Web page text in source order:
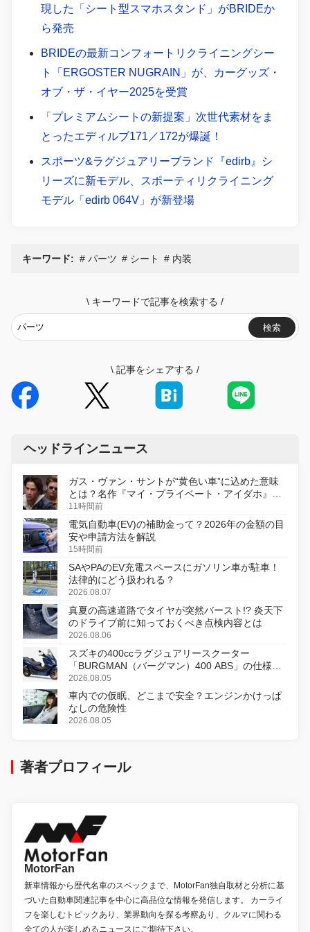
現した「シート型スマホスタンド」がBRIDEか
ら発売
BRIDEの最新コンフォートリクライニングシー
ト「ERGOSTER NUGRAIN」が、カーグッズ・
オブ・ザ・イヤー2025を受賞
「プレミアムシートの新提案」次世代素材をま
とったエディルブ171／172が爆誕！
スポーツ&ラグジュアリーブランド『edirb』シ
リーズに新モデル、スポーティリクライニング
モデル「edirb 064V」が新登場
キーワード: パーツ シート 内装
\ キーワードで記事を検索する /
検索
\ 記事をシェアする /
ヘッドラインニュース
ガス・ヴァン・サントが“黄色い車”に込めた意味
とは？名作『マイ・プライベート・アイダホ』が
初のデジタルリマスター版で復活
11時間前
電気自動車(EV)の補助金って？2026年の金額の目
安や申請方法を解説
15時間前
SAやPAのEV充電スペースにガソリン車が駐車！
法律的にどう扱われる？
2026.08.07
真夏の高速道路でタイヤが突然バースト!? 炎天下
のドライブ前に知っておくべき点検内容とは
2026.08.06
スズキの400ccラグジュアリースクーター
「BURGMAN（バーグマン）400 ABS」の仕様を
変更し、8月18日に発売
2026.08.05
車内での仮眠、どこまで安全？エンジンかけっぱ
なしの危険性
2026.08.05
著者プロフィール
MotorFan
新車情報から歴代名車のスペックまで、MotorFan独自取材と分析に基
づいた自動車関連記事を中心に高品位な情報を発信します。 カーライ
フを楽しむトピックあり、業界動向を探る考察あり、クルマに関わる
全ての人が楽しめるニュースにご期待下さい。